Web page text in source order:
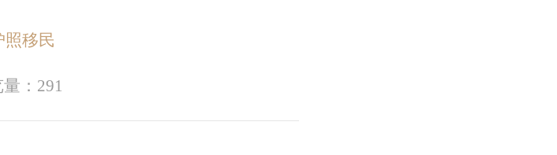
照移民
： 291